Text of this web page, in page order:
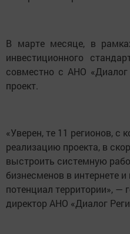
В марте месяце, в
инвестиционного
совместно с АНО
проект.
«Уверен, те 11 регионов,
реализацию проекта, в
выстроить системную
бизнесменов в интернете
потенциал территории», —
директор АНО «Диалог